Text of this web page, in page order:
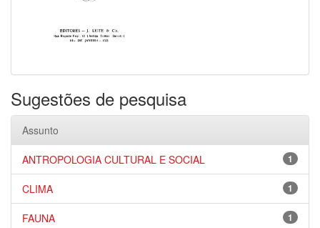
Sugestões de pesquisa
Assunto
1
ANTROPOLOGIA CULTURAL E SOCIAL
1
CLIMA
1
FAUNA